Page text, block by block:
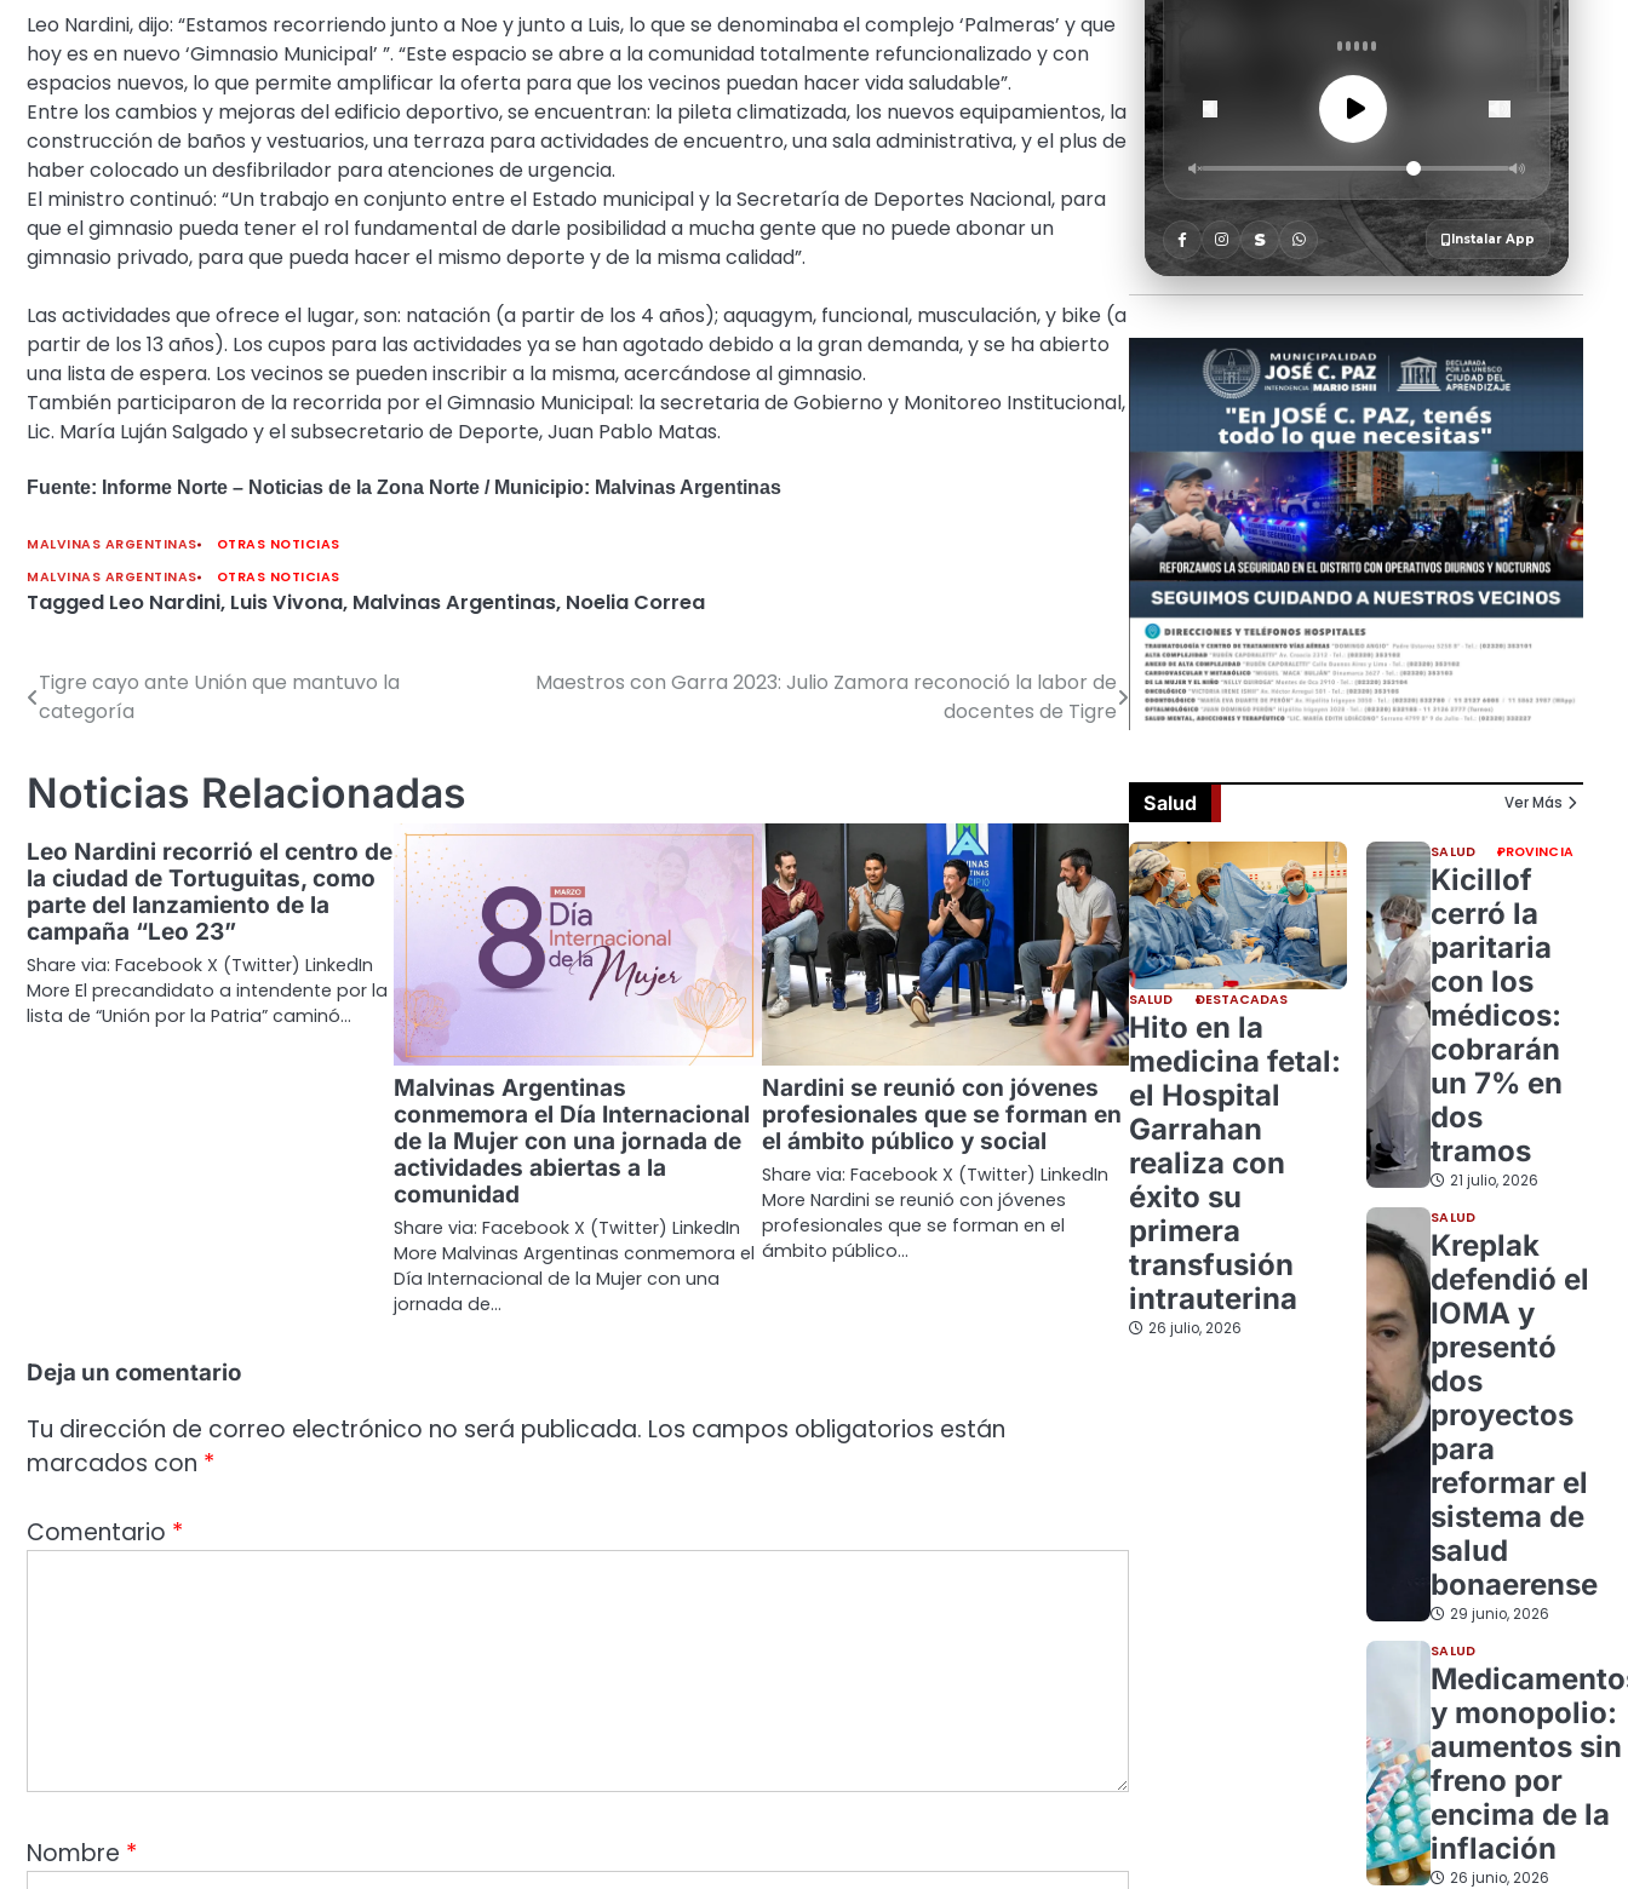
Leo Nardini, dijo: “Estamos recorriendo junto a Noe y junto a Luis, lo que se denominaba el complejo ‘Palmeras’ y que
hoy es en nuevo ‘Gimnasio Municipal’ ”. “Este espacio se abre a la comunidad totalmente refuncionalizado y con
espacios nuevos, lo que permite amplificar la oferta para que los vecinos puedan hacer vida saludable”.
Entre los cambios y mejoras del edificio deportivo, se encuentran: la pileta climatizada, los nuevos equipamientos, la
construcción de baños y vestuarios, una terraza para actividades de encuentro, una sala administrativa, y el plus de
haber colocado un desfibrilador para atenciones de urgencia.
El ministro continuó: “Un trabajo en conjunto entre el Estado municipal y la Secretaría de Deportes Nacional, para
que el gimnasio pueda tener el rol fundamental de darle posibilidad a mucha gente que no puede abonar un
gimnasio privado, para que pueda hacer el mismo deporte y de la misma calidad”.
Las actividades que ofrece el lugar, son: natación (a partir de los 4 años); aquagym, funcional, musculación, y bike (a
partir de los 13 años). Los cupos para las actividades ya se han agotado debido a la gran demanda, y se ha abierto
una lista de espera. Los vecinos se pueden inscribir a la misma, acercándose al gimnasio.
También participaron de la recorrida por el Gimnasio Municipal: la secretaria de Gobierno y Monitoreo Institucional,
Lic. María Luján Salgado y el subsecretario de Deporte, Juan Pablo Matas.
Fuente: Informe Norte – Noticias de la Zona Norte / Municipio: Malvinas Argentinas
MALVINAS ARGENTINAS
OTRAS NOTICIAS
MALVINAS ARGENTINAS
OTRAS NOTICIAS
Tagged Leo Nardini, Luis Vivona, Malvinas Argentinas, Noelia Correa
Navegación
entradas
Tigre cayo ante Unión que mantuvo la
categoría
Maestros con Garra 2023: Julio Zamora reconoció la labor de
docentes de Tigre
Noticias Relacionadas
Leo Nardini recorrió el centro de
la ciudad de Tortuguitas, como
parte del lanzamiento de la
campaña “Leo 23”
Share via: Facebook X (Twitter) LinkedIn
More El precandidato a intendente por la
lista de “Unión por la Patria” caminó…
Malvinas Argentinas
conmemora el Día Internacional
de la Mujer con una jornada de
actividades abiertas a la
comunidad
Share via: Facebook X (Twitter) LinkedIn
More Malvinas Argentinas conmemora el
Día Internacional de la Mujer con una
jornada de…
Nardini se reunió con jóvenes
profesionales que se forman en
el ámbito público y social
Share via: Facebook X (Twitter) LinkedIn
More Nardini se reunió con jóvenes
profesionales que se forman en el
ámbito público…
Deja un comentario
Tu dirección de correo electrónico no será publicada. Los campos obligatorios están
marcados con *
Comentario *
Nombre *
Salud Ver Más
SALUD DESTACADAS
Hito en la
medicina fetal:
el Hospital
Garrahan
realiza con
éxito su
primera
transfusión
intrauterina
26 julio, 2026
SALUD PROVINCIA
Kicillof
cerró la
paritaria
con los
médicos:
cobrarán
un 7% en
dos
tramos
21 julio, 2026
SALUD
Kreplak
defendió el
IOMA y
presentó
dos
proyectos
para
reformar el
sistema de
salud
bonaerense
29 junio, 2026
SALUD
y monopolio:
aumentos sin
freno por
encima de la
inflación
26 junio, 2026